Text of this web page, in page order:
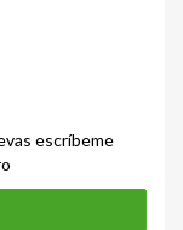
escríbeme